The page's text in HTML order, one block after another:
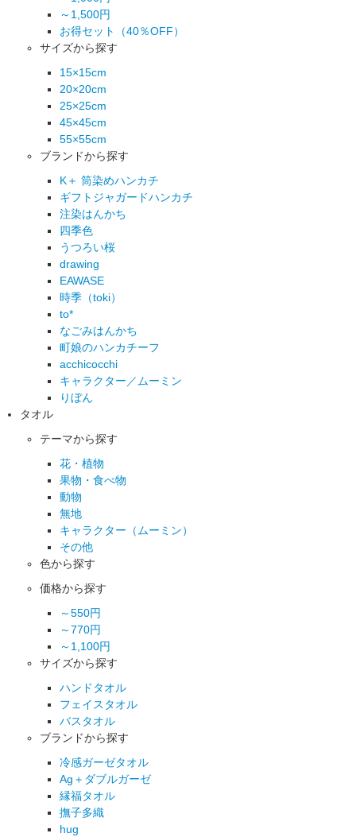
～1,500円
お得セット（40％OFF）
サイズから探す
15×15cm
20×20cm
25×25cm
45×45cm
55×55cm
ブランドから探す
K＋ 筒染めハンカチ
ギフトジャガードハンカチ
注染はんかち
四季色
うつろい桜
drawing
EAWASE
時季（toki）
to*
なごみはんかち
町娘のハンカチーフ
acchicocchi
キャラクター／ムーミン
りぼん
タオル
テーマから探す
花・植物
果物・食べ物
動物
無地
キャラクター（ムーミン）
その他
色から探す
価格から探す
～550円
～770円
～1,100円
サイズから探す
ハンドタオル
フェイスタオル
バスタオル
ブランドから探す
冷感ガーゼタオル
Ag＋ダブルガーゼ
縁福タオル
撫子多織
hug